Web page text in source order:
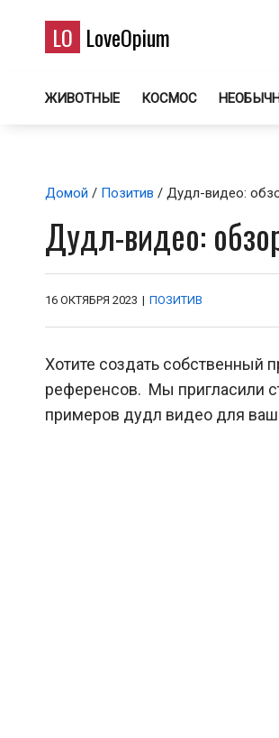
LO LoveOpium
ЖИВОТНЫЕ КОСМОС
Домой / Позитив / Дудл-видео:
Дудл-видео:
16 ОКТЯБРЯ 2023 | ПОЗИТИВ
Хотите создать собственный
референсов. Мы пригласили
примеров дудл видео для